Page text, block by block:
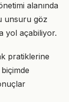
alanında
unsuru göz
yol açabiliyor.
pratiklerine